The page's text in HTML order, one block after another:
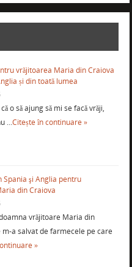
vrăjitoarea Maria din Craiova
și din toată lumea
o să ajung să mi se facă vrăji,
…Citește în continuare »
Spania şi Anglia pentru
din Craiova
vrăjitoare Maria din
m-a salvat de farmecele pe care
»